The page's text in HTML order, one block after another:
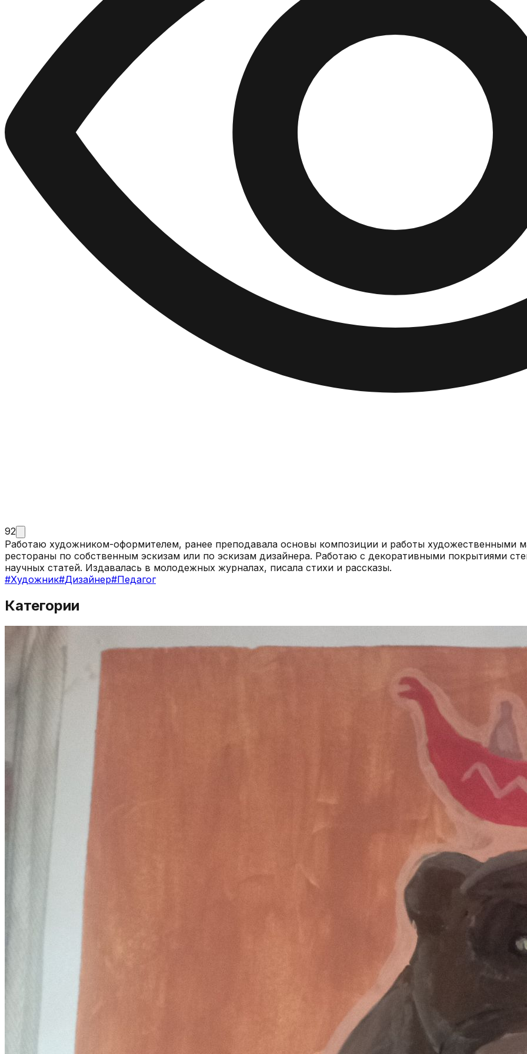
92
Работаю художником-оформителем, ранее преподавала основы композиции и работы художественными
рестораны по собственным эскизам или по эскизам дизайнера. Работаю с декоративными покрытиями
научных статей. Издавалась в молодежных журналах, писала стихи и рассказы.
#Художник#Дизайнер#Педагог
Категории